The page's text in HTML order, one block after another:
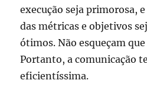
execução seja primorosa,
das métricas e objetivos
ótimos. Não esqueçam
Portanto, a comunicação
eficientíssima.